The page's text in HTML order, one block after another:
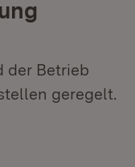
der Betrieb
geregelt.